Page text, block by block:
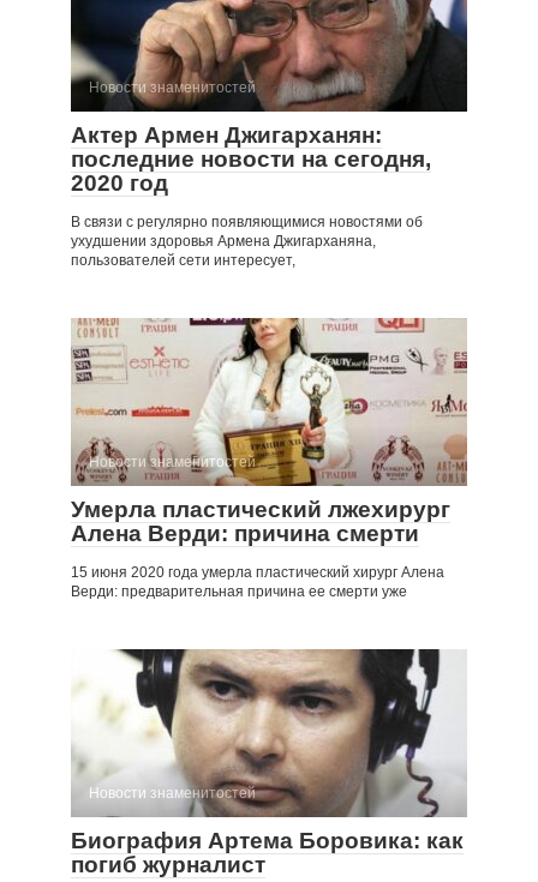
Новости знаменитостей
Актер Армен Джигарханян:
последние новости на сегодня,
2020 год
В связи с регулярно появляющимися новостями об
ухудшении здоровья Армена Джигарханяна,
пользователей сети интересует,
Новости знаменитостей
Умерла пластический лжехирург
Алена Верди: причина смерти
15 июня 2020 года умерла пластический хирург Алена
Верди: предварительная причина ее смерти уже
Новости знаменитостей
Биография Артема Боровика: как
погиб журналист